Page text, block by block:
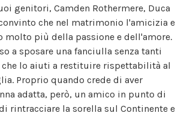
genitori, Camden Rothermere, Duca
che nel matrimonio l'amicizia e
più della passione e dell'amore.
a sposare una fanciulla senza tanti
lo aiuti a restituire rispettabilità al
Proprio quando crede di aver
adatta, però, un amico in punto di
rintracciare la sorella sul Continente e